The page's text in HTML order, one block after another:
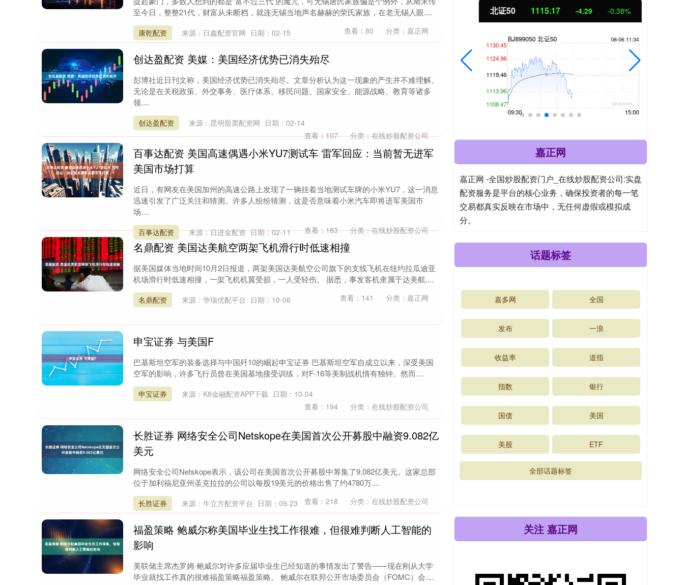
至今日，整整21代，财富从未断档，就连无锡当地声名赫赫的荣氏家族，在老无锡人眼....
康乾配资 来源：日鑫配资官网 日期：02-15 查看： 80 分类： 嘉正网
创达盈配资 美媒：美国经济优势已消失殆尽
彭博社近日刊文称，美国经济优势已消失殆尽。文章分析认为这一现象的产生并不难理解。
无论是在关税政策、外交事务、医疗体系、移民问题、国家安全、能源战略、教育等诸多
领....
创达盈配资 来源：昆明股票配资网 日期：02-14
查看：107 分类：在线炒股配资公司
百事达配资 美国高速偶遇小米YU7测试车 雷军回应：当前暂无进军
美国市场打算
近日，有网友在美国加州的高速公路上发现了一辆挂着当地测试车牌的小米YU7，这一消息
迅速引发了广泛关注和猜测。许多人纷纷猜测，这是否意味着小米汽车即将进军美国市
场....
百事达配资 来源：日进金配资 日期：02-11 查看：183 分类：在线炒股配资公司
名鼎配资 美国达美航空两架飞机滑行时低速相撞
据美国媒体当地时间10月2日报道，两架美国达美航空公司旗下的支线飞机在纽约拉瓜迪亚
机场滑行时低速相撞，一架飞机机翼受损，一人受轻伤。 据悉，事发客机隶属于达美航....
名鼎配资 来源：华瑞优配平台 日期：10-06 查看： 141 分类： 嘉正网
申宝证券 与美国F
巴基斯坦空军的装备选择与中国歼10的崛起申宝证券 巴基斯坦空军自成立以来，深受美国
空军的影响，许多飞行员曾在美国基地接受训练，对F-16等美制战机情有独钟。然而....
申宝证券 来源：K8金融配资APP下载 日期：10-04
查看： 194 分类： 在线炒股配资公司
长胜证券 网络安全公司Netskope在美国首次公开募股中融资9.082亿
美元
网络安全公司Netskope表示，该公司在美国首次公开募股中筹集了9.082亿美元。这家总部
位于加利福尼亚州圣克拉拉的公司以每股19美元的价格出售了约4780万....
长胜证券 来源：牛立方配资平台 日期：09-23 查看： 218 分类： 在线炒股配资公司
福盈策略 鲍威尔称美国毕业生找工作很难，但很难判断人工智能的
影响
美联储主席杰罗姆·鲍威尔对许多应届毕业生已经知道的事情发出了警告——现在刚从大学
毕业就找工作真的很难福盈策略福盈策略。 鲍威尔在联邦公开市场委员会（FOMC）会....
0.01% 深证成指 14070.78 -73.43 -0.52% 沪深300 4637.89 -20.27 -0.44% 北证50 1115.17 -4.29 -0.38%
嘉正网
嘉正网 -全国炒股配资门户_在线炒股配资公司:实盘
配资服务是平台的核心业务，确保投资者的每一笔
交易都真实反映在市场中，无任何虚假或模拟成
分。
话题标签
嘉多网 全国
发布 一浪
收益率 道指
指数 银行
国债 美国
美股 ETF
全部话题标签
关注 嘉正网